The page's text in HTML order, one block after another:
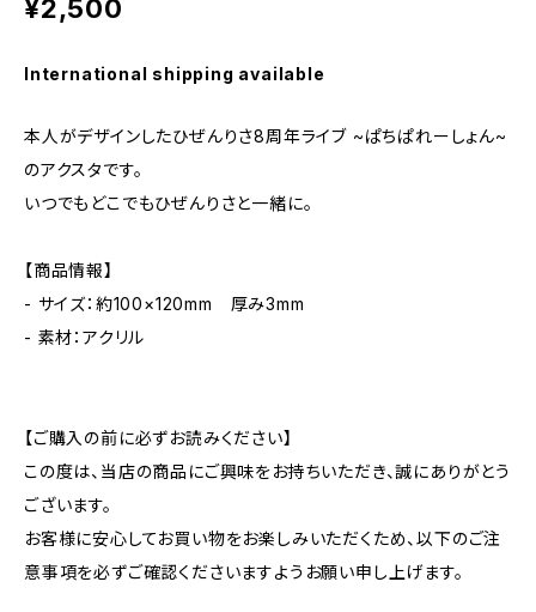
¥2,500
International shipping available
本人がデザインしたひぜんりさ8周年ライブ ~ぱちぱれーしょん~
のアクスタです。
いつでもどこでもひぜんりさと一緒に。
【商品情報】
- サイズ：約100×120mm 厚み3mm
- 素材：アクリル
【ご購入の前に必ずお読みください】
この度は、当店の商品にご興味をお持ちいただき、誠にありがとう
ございます。
お客様に安心してお買い物をお楽しみいただくため、以下のご注
意事項を必ずご確認くださいますようお願い申し上げます。